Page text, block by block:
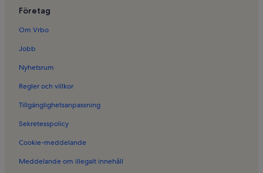
Företag
Om Vrbo
Jobb
Nyhetsrum
Regler och villkor
Tillgänglighetsanpassning
Sekretesspolicy
Cookie-meddelande
Meddelande om illegalt innehåll